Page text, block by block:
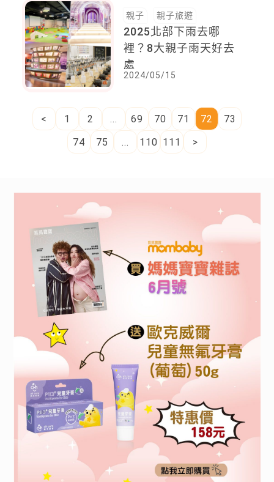
親子 親子旅遊
2025北部下雨去哪
裡？8大親子雨天好去
處
2024/05/15
< 1 2 ... 69 70 71 72
73
74
75 ... 110 111 >